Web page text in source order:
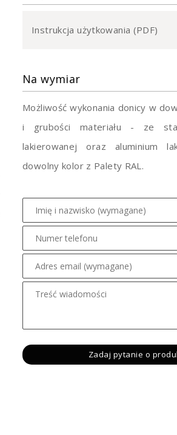
Instrukcja użytkowania (PDF)
Na wymiar
Możliwość wykonania donicy w
i grubości materiału - ze
lakierowanej oraz aluminium
dowolny kolor z Palety RAL.